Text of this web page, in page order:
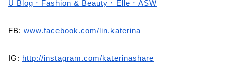
U Blog ． Fashion & Beauty ． Elle ．ASW
FB: www.facebook.com/lin.katerina
IG: http://instagram.com/katerinashare